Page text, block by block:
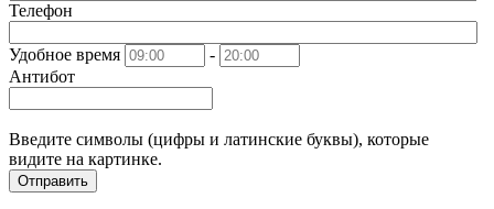
Телефон
Удобное время
-
Антибот
Введите символы (цифры и латинские буквы), которые
видите на картинке.
Отправить